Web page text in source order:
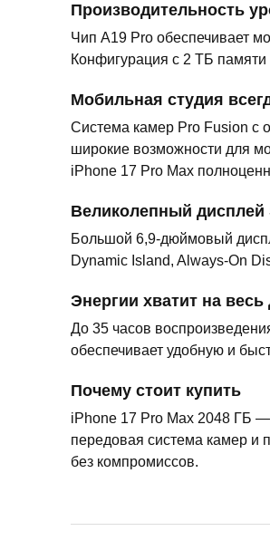
Производительность
Чип A19 Pro обеспечивает
Конфигурация с 2 ТБ памяти
Мобильная студия
Система камер Pro Fusion с
широкие возможности для
iPhone 17 Pro Max
Великолепный дисплей
Большой 6,9-дюймовый
Dynamic Island, Always-On
Энергии хватит на весь
До 35 часов
обеспечивает удобную и
Почему стоит купить
iPhone 17 Pro Max 2048 ГБ
передовая система камер и
без компромиссов.